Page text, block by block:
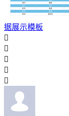
据展示模板




